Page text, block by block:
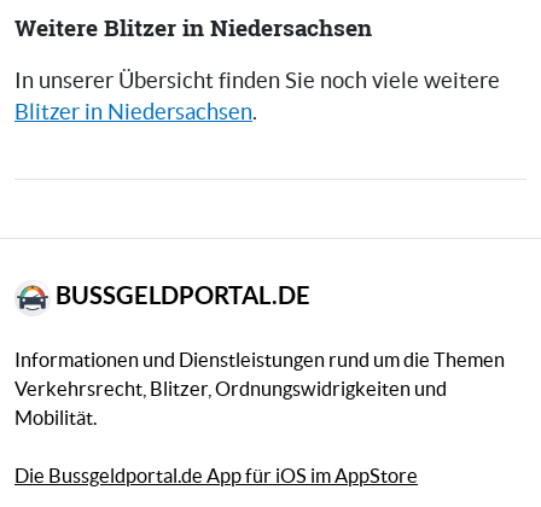
Weitere Blitzer in Niedersachsen
In unserer Übersicht finden Sie noch viele weitere
Blitzer in Niedersachsen.
BUSSGELDPORTAL.DE
Informationen und Dienstleistungen rund um die Themen
Verkehrsrecht, Blitzer, Ordnungswidrigkeiten und
Mobilität.
Die Bussgeldportal.de App für iOS im AppStore